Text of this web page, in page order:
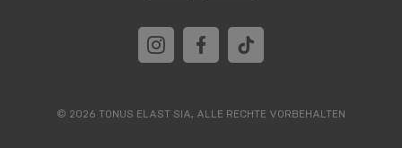
© 2026 TONUS ELAST SIA, ALLE RECHTE VORBEHALTEN